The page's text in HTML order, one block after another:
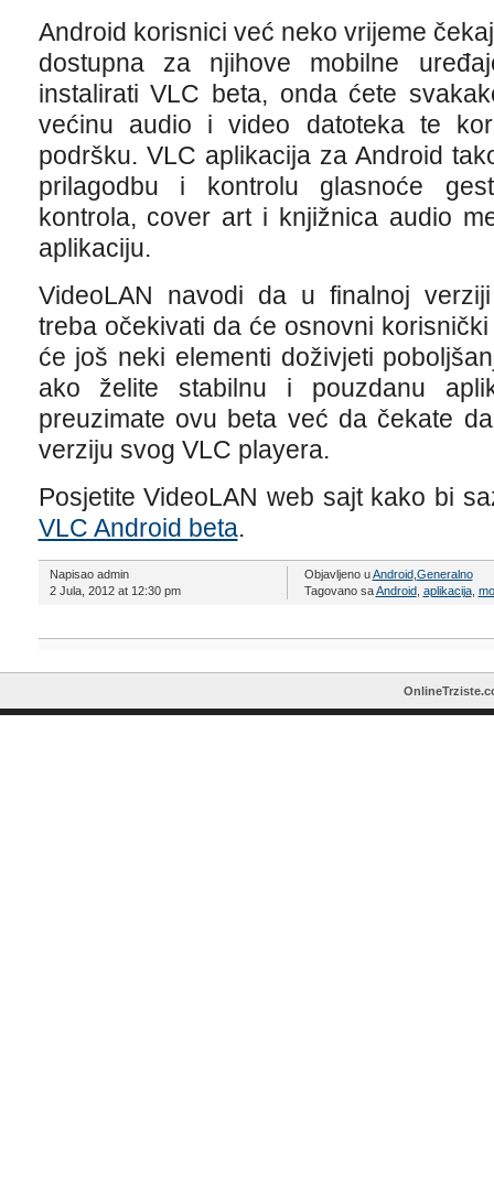
Android korisnici već neko vrijeme
dostupna za njihove mobilne
instalirati VLC beta, onda ćete
većinu audio i video datoteka te
podršku. VLC aplikacija za Android
prilagodbu i kontrolu glasnoće
kontrola, cover art i knjižnica audio
aplikaciju.
VideoLAN navodi da u finalnoj
treba očekivati da će osnovni
će još neki elementi doživjeti
ako želite stabilnu i pouzdanu
preuzimate ovu beta već da čekate
verziju svog VLC playera.
Posjetite VideoLAN web sajt kako bi
VLC Android beta.
Napisao admin
2 Jula, 2012 at 12:30 pm
Objavljeno uAndroid, Generalno
Tagovano saAndroid, aplikacija,